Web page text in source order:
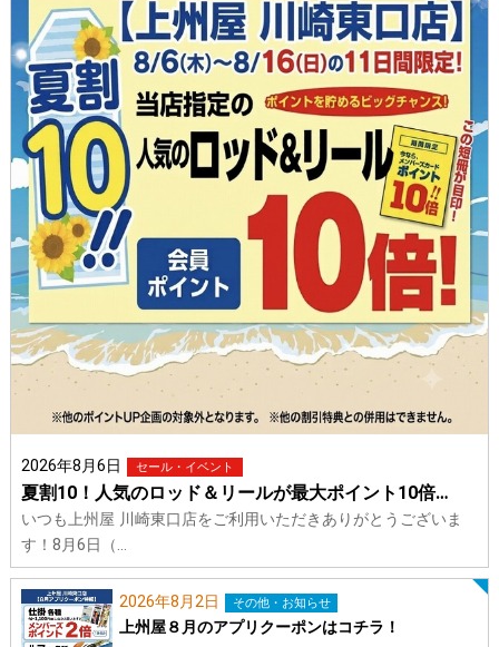
2026年8月6日 セール・イベント
夏割10！人気のロッド＆リールが最大ポイント10倍…
いつも上州屋 川崎東口店をご利用いただきありがとうございま
す！8月6日（…
2026年8月2日 その他・お知らせ
上州屋８月のアプリクーポンはコチラ！